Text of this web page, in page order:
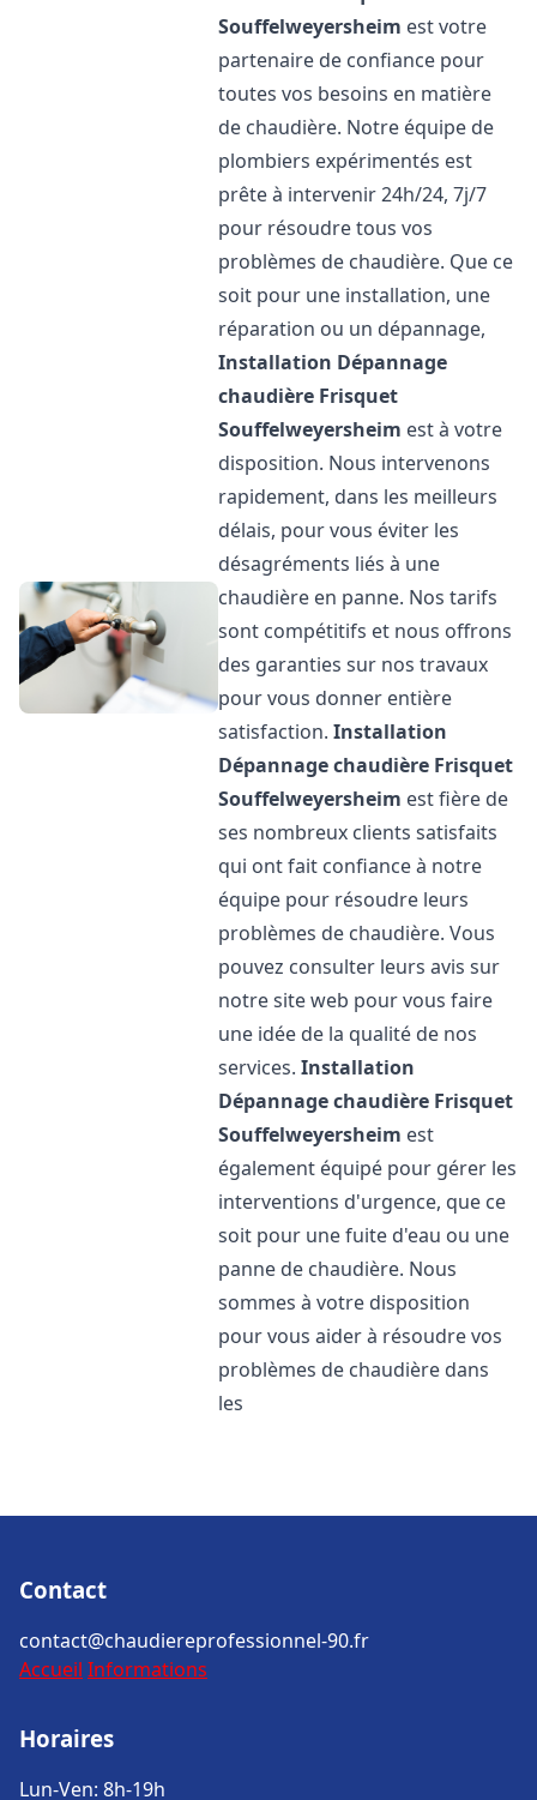
Souffelweyersheim est votre
partenaire de confiance pour
toutes vos besoins en matière
de chaudière. Notre équipe de
plombiers expérimentés est
prête à intervenir 24h/24, 7j/7
pour résoudre tous vos
problèmes de chaudière. Que ce
soit pour une installation, une
réparation ou un dépannage,
Installation Dépannage
chaudière Frisquet
Souffelweyersheim est à votre
disposition. Nous intervenons
rapidement, dans les meilleurs
délais, pour vous éviter les
désagréments liés à une
chaudière en panne. Nos tarifs
sont compétitifs et nous offrons
des garanties sur nos travaux
pour vous donner entière
satisfaction.Installation
Dépannage chaudière Frisquet
Souffelweyersheim est fière de
ses nombreux clients satisfaits
qui ont fait confiance à notre
équipe pour résoudre leurs
problèmes de chaudière. Vous
pouvez consulter leurs avis sur
notre site web pour vous faire
une idée de la qualité de nos
services.Installation
Dépannage chaudière Frisquet
Souffelweyersheim est
également équipé pour gérer les
interventions d'urgence, que ce
soit pour une fuite d'eau ou une
panne de chaudière. Nous
sommes à votre disposition
pour vous aider à résoudre vos
problèmes de chaudière dans
les
Contact
contact@chaudiereprofessionnel-90.fr
Accueil Informations
Horaires
Lun-Ven: 8h-19h